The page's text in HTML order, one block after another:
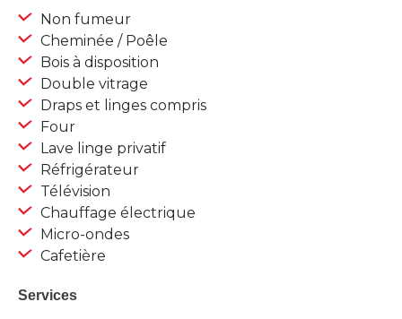
Non fumeur
Cheminée / Poêle
Bois à disposition
Double vitrage
Draps et linges compris
Four
Lave linge privatif
Réfrigérateur
Télévision
Chauffage électrique
Micro-ondes
Cafetière
Services